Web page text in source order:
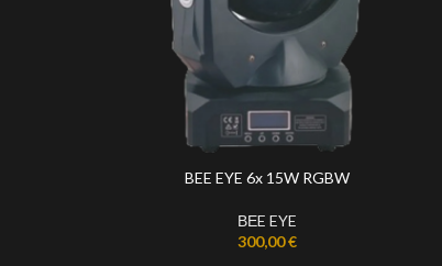
BEE EYE 6x 15W RGBW
ΒΕE EYE
300,00€